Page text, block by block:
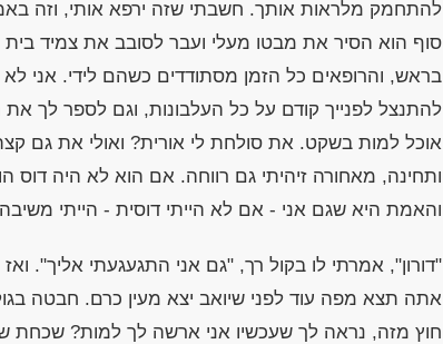
להתחמק מלראות אותך. חשבתי שזה ירפא אותי, וזה
סוף הוא הסיר את מבטו מעלי ועבר לסובב את צמיד בית
בראש, והרופאים כל הזמן מסתודדים כשהם לידי. אני
להתנצל לפנייך קודם על כל העלבונות, וגם לספר לך
אוכל למות בשקט. את סולחת לי אורית? ואולי את גם
ותחינה, מאחורה זיהיתי גם רווחה. אם הוא לא היה דוס
והאמת היא שגם אני - אם לא הייתי דוסית - הייתי
"דורון", אמרתי לו בקול רך, "גם אני התגעגעתי אליך".
אתה תצא מפה עוד לפני שיואב יצא מעין כרם. חבטה
חוץ מזה, נראה לך שעכשיו אני ארשה לך למות? שכחת